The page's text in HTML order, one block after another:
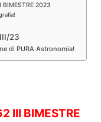
BIMESTRE 2023
23
di PURA Astronomia!
III BIMESTRE